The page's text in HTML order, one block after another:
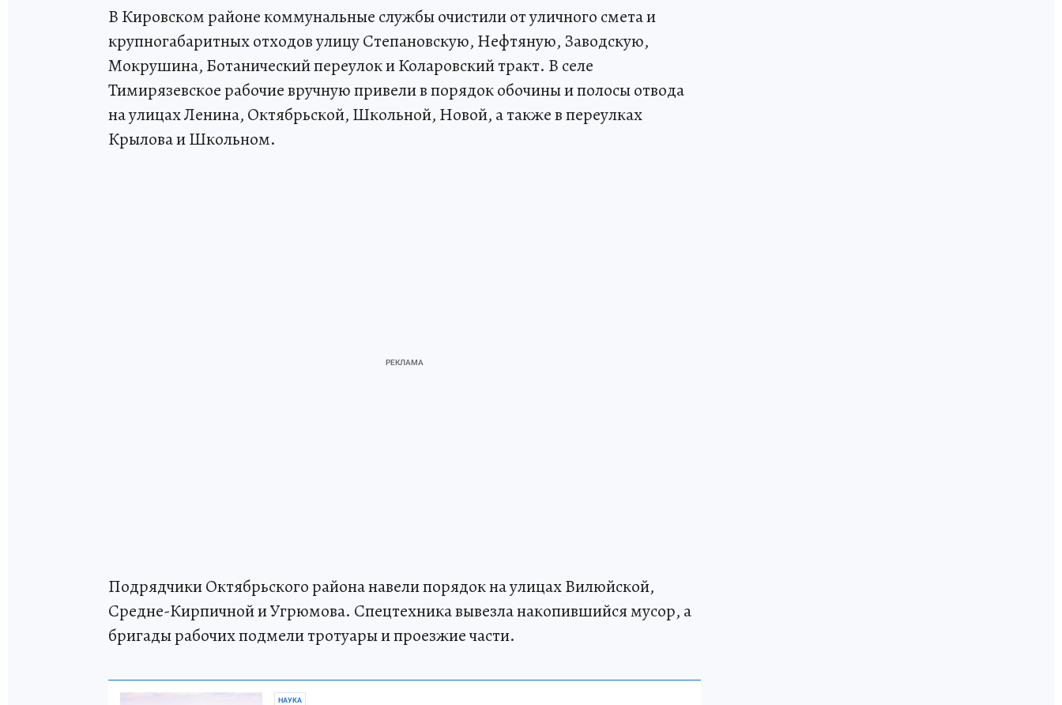
В Кировском районе коммунальные службы очистили от уличного смета и
крупногабаритных отходов улицу Степановскую, Нефтяную, Заводскую,
Мокрушина, Ботанический переулок и Коларовский тракт. В селе
Тимирязевское рабочие вручную привели в порядок обочины и полосы отвода
на улицах Ленина, Октябрьской, Школьной, Новой, а также в переулках
Крылова и Школьном.
Подрядчики Октябрьского района навели порядок на улицах Вилюйской,
Средне-Кирпичной и Угрюмова. Спецтехника вывезла накопившийся мусор, а
бригады рабочих подмели тротуары и проезжие части.
НАУКА